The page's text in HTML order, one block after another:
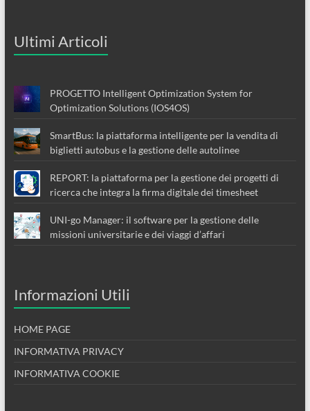
Ultimi Articoli
PROGETTO Intelligent Optimization System for
Optimization Solutions (IOS4OS)
SmartBus: la piattaforma intelligente per la vendita di
biglietti autobus e la gestione delle autolinee
REPORT: la piattaforma per la gestione dei progetti di
ricerca che integra la firma digitale dei timesheet
UNI-go Manager: il software per la gestione delle
missioni universitarie e dei viaggi d’affari
Informazioni Utili
HOME PAGE
INFORMATIVA PRIVACY
INFORMATIVA COOKIE